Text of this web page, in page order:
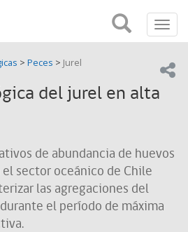
> Peces > Jurel
del jurel en alta
de abundancia de huevos
sector oceánico de Chile
las agregaciones del
el período de máxima